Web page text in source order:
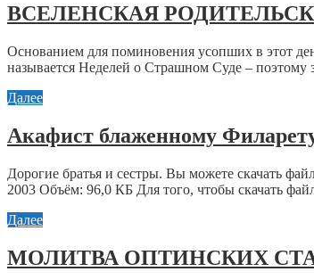
ВСЕЛЕНСКАЯ
Основанием для поминовения усопших в этот
называется Неделей о Страшном Суде –
Далее
Акафист блаженному
Дорогие братья и сестры. Вы можете скачать
2003 Объём: 96,0 КБ Для того, чтобы скачать
Далее
МОЛИТВА ОПТИНСКИХ